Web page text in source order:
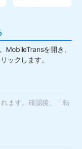
MobileTransを開き、
ックします。
ます。確認後、「転